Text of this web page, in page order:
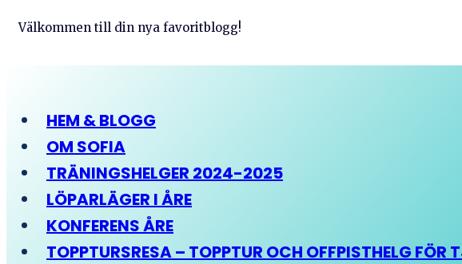
Välkommen till din nya favoritblogg!
HEM & BLOGG
OM SOFIA
TRÄNINGSHELGER 2024-2025
LÖPARLÄGER I ÅRE
KONFERENS ÅRE
TOPPTURSRESA – TOPPTUR OCH OFFPISTHELG FÖR